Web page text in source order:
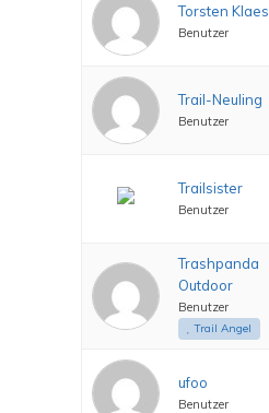
Torsten Klaes
Benutzer
Trail-Neuling
Benutzer
Trailsister
Benutzer
Trashpanda
Outdoor
Benutzer
Trail Angel
ufoo
Benutzer